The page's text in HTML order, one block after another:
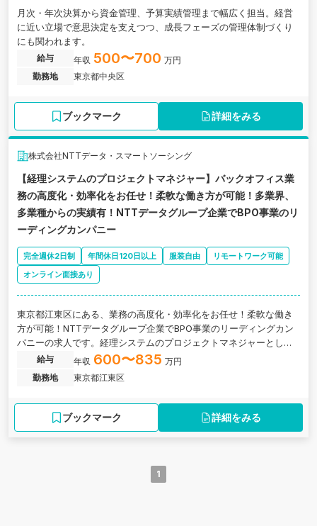
月次・年次決算から資金管理、予算実績管理まで幅広く担当。経営
に近い立場で意思決定を支えつつ、成長フェーズの管理体制づくり
にも関われます。
給与 年収 500〜700 万円
勤務地
東京都中央区
ブックマーク 詳細をみる
株式会社NTTデータ・スマートソーシング
【経理システムのプロジェクトマネジャー】バックオフィス業
務の高度化・効率化をお任せ！柔軟な働き方が可能！多業界、
多業種からの実績有！NTTデータグループ企業でBPO事業のリ
ーディングカンパニー
完全週休2日制 年間休日120日以上 服装自由
リモートワーク可能
オンライン面接あり
東京都江東区にある、業務の高度化・効率化をお任せ！柔軟な働き
方が可能！NTTデータグループ企業でBPO事業のリーディングカン
パニーの求人です。経理システムのプロジェクトマネジャーとし
て、バックオフィス業務の高度化・効率化をお任せいたします。
給与 年収 600〜835 万円
勤務地
東京都江東区
ブックマーク 詳細をみる
1